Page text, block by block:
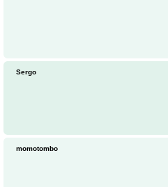
Sergo
momotombo